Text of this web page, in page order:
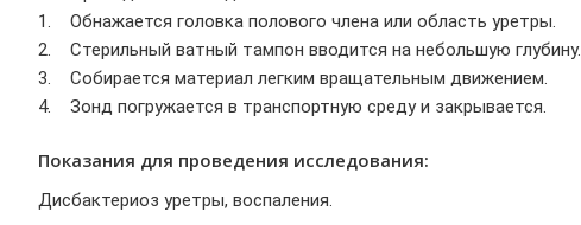
1. Обнажается головка полового члена или область уретры.
2. Стерильный ватный тампон вводится на небольшую глубину.
3. Собирается материал легким вращательным движением.
4. Зонд погружается в транспортную среду и закрывается.
Показания для проведения исследования:
Дисбактериоз уретры, воспаления.